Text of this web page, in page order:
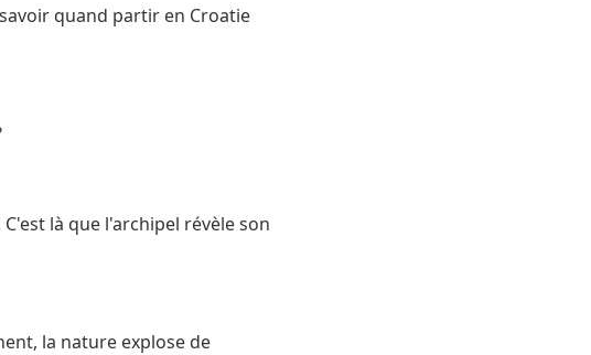
quand partir en Croatie
là que l'archipel révèle son
la nature explose de